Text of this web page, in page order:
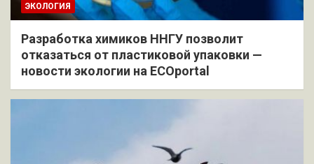
ЭКОЛОГИЯ
Разработка химиков ННГУ позволит
отказаться от пластиковой упаковки —
новости экологии на ECOportal